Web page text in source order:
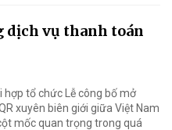
dịch vụ thanh toán
hợp tổ chức Lễ công bố mở
xuyên biên giới giữa Việt Nam
mốc quan trọng trong quá